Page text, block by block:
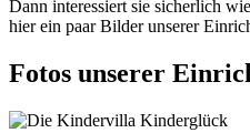
Dann interessiert sie sicherlich
hier ein paar Bilder unserer
Fotos unserer